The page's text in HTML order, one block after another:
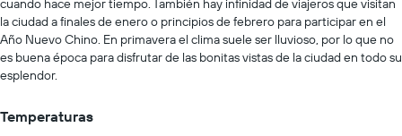
0
to
500.
cuando hace mejor tiempo. También hay infinidad de viajeros que visitan
la ciudad a finales de enero o principios de febrero para participar en el
Año Nuevo Chino. En primavera el clima suele ser lluvioso, por lo que no
es buena época para disfrutar de las bonitas vistas de la ciudad en todo su
esplendor.
Temperaturas